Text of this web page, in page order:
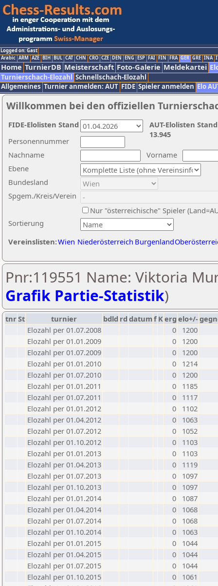
Logged on: Gast
Arabic ARM AZE BIH BUL CAT CHN CRO CZE DEN ENG ESP FAI FIN FRA GER GRE INA
Home TurnierDB Meisterschaft Foto-Galerie Meldekartei
Turnierschach-Elozahl Schnellschach-Elozahl
Allgemeines Turnier anmelden: AUT FIDE Spieler anmelden Elo
Willkommen bei den offiziellen
Nachname
Vorname
Ebene
Sortierung
Personennummer
Bundesland
Spgem./Kreis/Verein
Nur "österreichische" Spieler
Vereinslisten:Wien Niederösterreich Burgenland
AUT-Elolisten
13.945
FIDE-Elolisten Stand
Pnr:119551 Name: Viktoria
Grafik Partie-Statistik)
tnrSt turnier bdld rd datumf Kerg elo+/-
Elozahl per 01.07.2008
0
1200
Elozahl per 01.01.2009
0
1200
Elozahl per 01.07.2009
0
1200
Elozahl per 01.01.2010
0
1214
Elozahl per 01.07.2010
0
1200
Elozahl per 01.01.2011
0
1185
Elozahl per 01.07.2011
0
1117
Elozahl per 01.01.2012
0
1102
Elozahl per 01.04.2012
0
1063
Elozahl per 01.07.2012
0
1052
Elozahl per 01.10.2012
0
1103
Elozahl per 01.01.2013
0
1103
Elozahl per 01.04.2013
0
1119
Elozahl per 01.07.2013
0
1097
Elozahl per 01.10.2013
0
1097
Elozahl per 01.01.2014
0
1087
Elozahl per 01.04.2014
0
1068
Elozahl per 01.07.2014
0
1068
Elozahl per 01.10.2014
0
1063
Elozahl per 01.01.2015
0
1044
Elozahl per 01.04.2015
0
1044
Elozahl per 01.07.2015
0
1044
Elozahl per 01.10.2015
0
1061